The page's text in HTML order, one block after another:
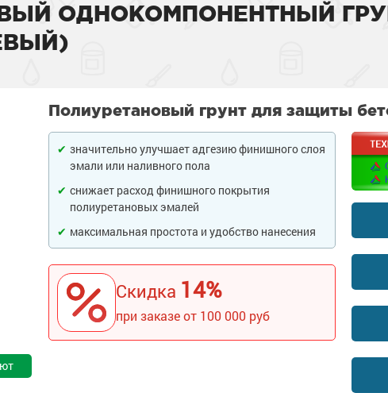
наливные
металлу
металла
краски
эмали
товары
дерева
древесины
товары
товары
и потолков
для бассейна
товары
товары
ОДНОКОМПОНЕНТНЫЙ
Полиуретановый грунт для защиты
значительно улучшает адгезию финишного слоя
эмали или наливного пола
снижает расход финишного покрытия
полиуретановых эмалей
максимальная простота и удобство нанесения
Скидка 14%
при заказе от 100 000 руб